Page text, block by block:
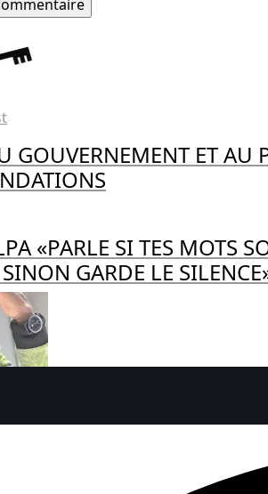
GOUVERNEMENT ET AU
«PARLE SI TES MOTS
GARDE LE